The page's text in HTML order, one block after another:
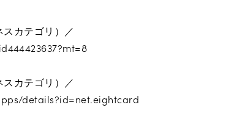
カテゴリ）／
カテゴリ）／
details?id=net.eightcard